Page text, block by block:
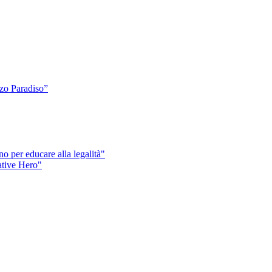
Paradiso”
per educare alla legalità"
Hero"